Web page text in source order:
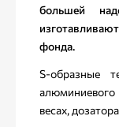
большей
фонда.
S-образные
весах,